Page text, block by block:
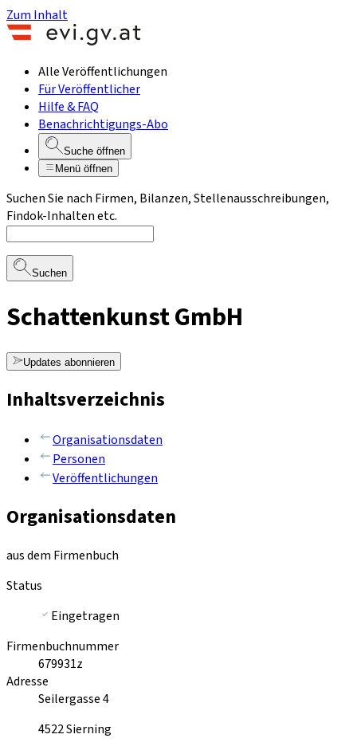
Zum Inhalt
Alle Veröffentlichungen
Für Veröffentlicher
Hilfe & FAQ
Benachrichtigungs-Abo
Suche öffnen
Menü öffnen
Suchen Sie nach Firmen, Bilanzen, Stellenausschreibungen,
Findok-Inhalten etc.
Suchen
Schattenkunst GmbH
Updates abonnieren
Inhaltsverzeichnis
Organisationsdaten
Personen
Veröffentlichungen
Organisationsdaten
aus dem Firmenbuch
Status
Eingetragen
Firmenbuchnummer
679931z
Adresse
Seilergasse 4
4522Sierning